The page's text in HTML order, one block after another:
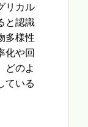
リカル
と認識
多様性
化や回
どのよ
ている